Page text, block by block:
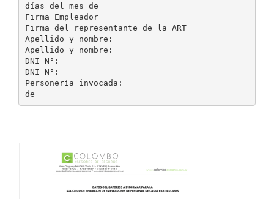
días del mes de
Firma Empleador
Firma del representante de la ART
Apellido y nombre:
Apellido y nombre:
DNI N°:
DNI N°:
Personería invocada: